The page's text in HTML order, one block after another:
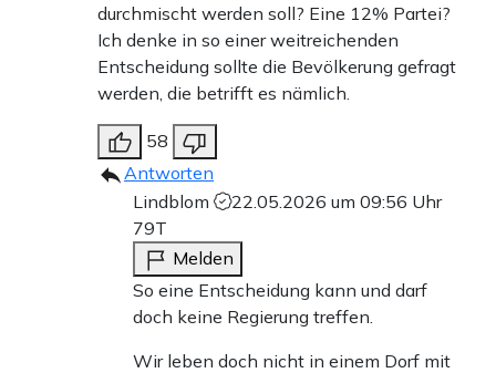
durchmischt werden soll? Eine 12% Partei?
Ich denke in so einer weitreichenden
Entscheidung sollte die Bevölkerung gefragt
werden, die betrifft es nämlich.
58
Antworten
Lindblom
22.05.2026 um 09:56 Uhr
79T
Melden
So eine Entscheidung kann und darf
doch keine Regierung treffen.
Wir leben doch nicht in einem Dorf mit